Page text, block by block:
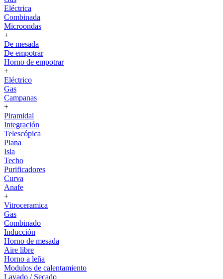
Eléctrica
Combinada
Microondas
+
De mesada
De empotrar
Horno de empotrar
+
Eléctrico
Gas
Campanas
+
Piramidal
Integración
Telescópica
Plana
Isla
Techo
Purificadores
Curva
Anafe
+
Vitroceramica
Gas
Combinado
Inducción
Horno de mesada
Aire libre
Horno a leña
Modulos de calentamiento
Lavado / Secado